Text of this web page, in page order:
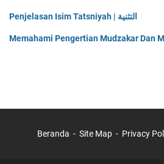
Penjelasan Isim Tatsniyah | التثنية
Memahami Pengertian Mudzakar Dan
Beranda Site Map Privacy